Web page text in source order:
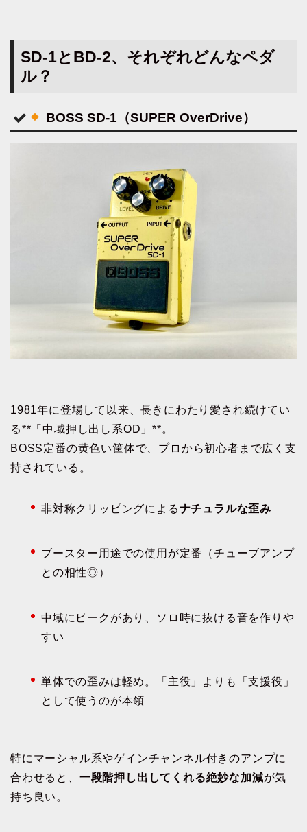
SD-1とBD-2、それぞれどんなペダ
ル？
BOSS SD-1（SUPER OverDrive）
1981年に登場して以来、長きにわたり愛され続けてい
る**「中域押し出し系OD」**。
BOSS定番の黄色い筐体で、プロから初心者まで広く支
持されている。
非対称クリッピングによるナチュラルな歪み
ブースター用途での使用が定番（チューブアンプ
との相性◎）
中域にピークがあり、ソロ時に抜ける音を作りや
すい
単体での歪みは軽め。「主役」よりも「支援役」
として使うのが本領
特にマーシャル系やゲインチャンネル付きのアンプに
合わせると、 一段階押し出してくれる絶妙な加減が気
持ち良い。